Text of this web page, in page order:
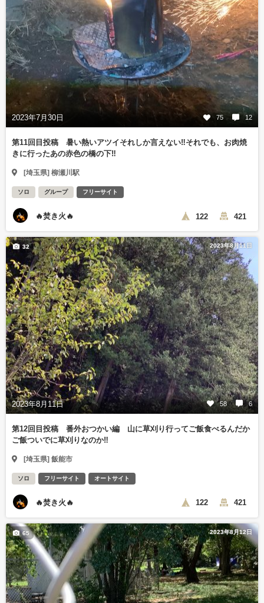
2023年7月30日 75 12
第11回目投稿 暑い熱いアツイそれしか言えない‼️それでも、お肉焼
きに行ったあの赤色の橋の下‼️
[埼玉県] 柳瀬川駅
ソロ グループ フリーサイト
🔥焚き火🔥 122 421
2023年8月11日
2023年8月11日 58 6
32
第12回目投稿 番外おつかい編 山に草刈り行ってご飯食べるんだか
ご飯ついでに草刈りなのか‼️
[埼玉県] 飯能市
ソロ フリーサイト オートサイト
🔥焚き火🔥 122 421
2023年8月12日
65